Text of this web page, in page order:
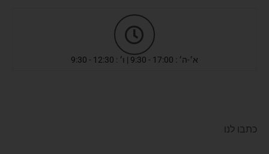
א׳-ה׳ : 17:00 - 9:30 | ו׳ : 12:30 - 9:30
כתבו לנו